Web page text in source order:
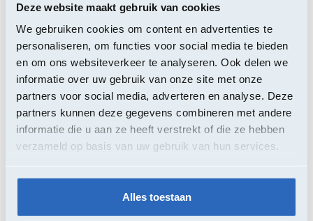
Deze website maakt gebruik van cookies
We gebruiken cookies om content en advertenties te
personaliseren, om functies voor social media te bieden
en om ons websiteverkeer te analyseren. Ook delen we
informatie over uw gebruik van onze site met onze
partners voor social media, adverteren en analyse. Deze
partners kunnen deze gegevens combineren met andere
informatie die u aan ze heeft verstrekt of die ze hebben
verzameld op basis van uw gebruik van hun services.
Alles toestaan
Ledendag 2026 -
Vlaanderen
22 september 2026 - 08u30 - 17u00